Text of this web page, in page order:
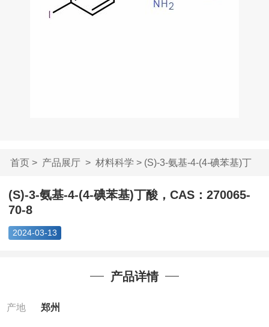
首页> 产品展厅> 材料科学 > (S)-3-氨基-4-(4-碘苯基)丁
酸...
(S)-3-氨基-4-(4-碘苯基)丁酸，CAS：270065-
70-8
2024-03-13
产品详情
产地 郑州